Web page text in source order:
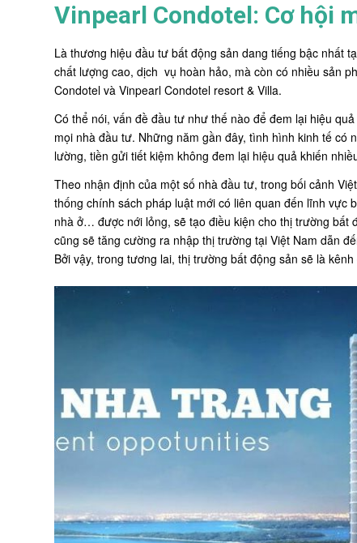
Vinpearl Condotel: Cơ hội
Là thương hiệu đầu tư bất động sản dang tiếng bậc nhất
chất lượng cao, dịch vụ hoàn hảo, mà còn có nhiều sản
Condotel và Vinpearl Condotel resort & Villa.
Có thể nói, vấn đề đầu tư như thế nào để đem lại hiệu
mọi nhà đầu tư. Những năm gần đây, tình hình kinh tế có
lường, tiền gửi tiết kiệm không đem lại hiệu quả khiến
Theo nhận định của một số nhà đầu tư, trong bối cảnh
thống chính sách pháp luật mới có liên quan đến lĩnh vực
nhà ở… được nới lỏng, sẽ tạo điều kiện cho thị trường bất
cũng sẽ tăng cường ra nhập thị trường tại Việt Nam dẫn
Bởi vậy, trong tương lai, thị trường bất động sản sẽ là